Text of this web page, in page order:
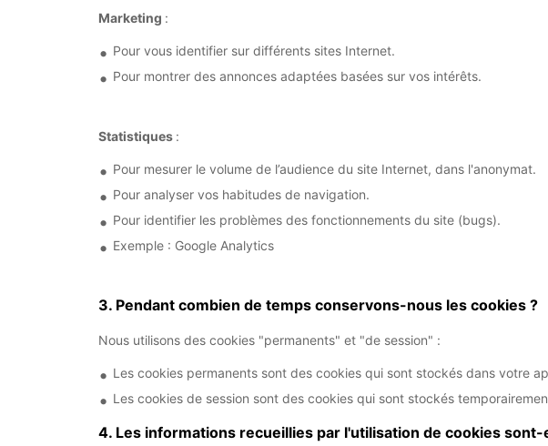
Marketing :
Pour vous identifier sur différents sites Internet.
Pour montrer des annonces adaptées basées sur vos intérêts.
Statistiques :
Pour mesurer le volume de l’audience du site Internet, dans l'anonymat.
Pour analyser vos habitudes de navigation.
Pour identifier les problèmes des fonctionnements du site (bugs).
Exemple : Google Analytics
3. Pendant combien de temps conservons-nous les cookies ?
Nous utilisons des cookies "permanents" et "de session" :
Les cookies permanents sont des cookies qui sont stockés dans votre
Les cookies de session sont des cookies qui sont stockés
4. Les informations recueillies par l'utilisation de cookies